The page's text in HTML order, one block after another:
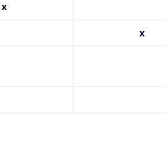
x
x